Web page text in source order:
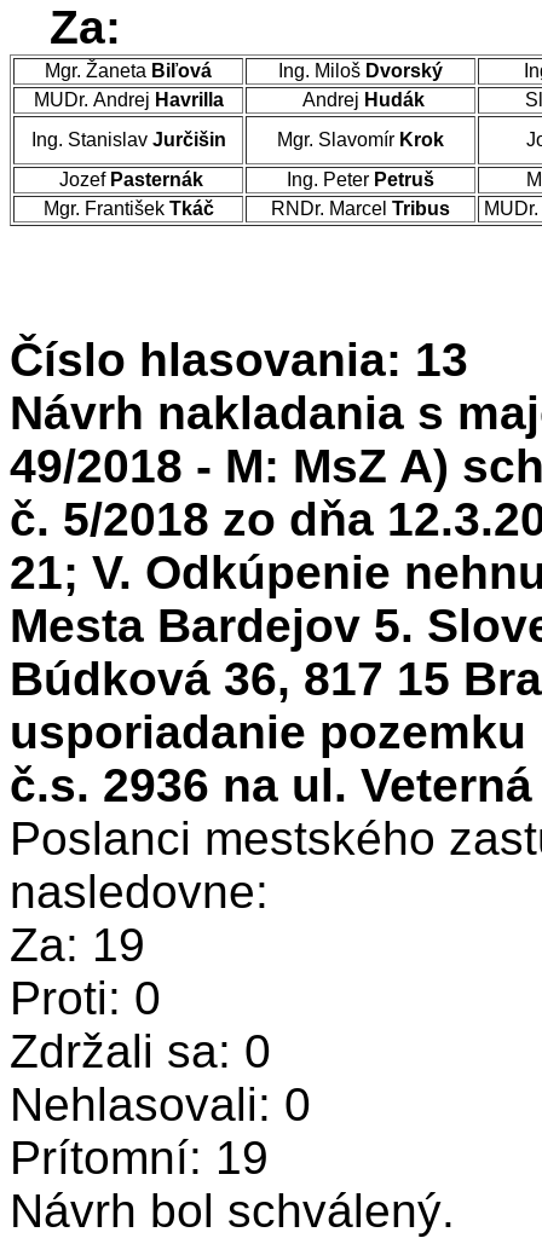
Za:
Mgr. Žaneta Biľová Ing. Miloš Dvorský
MUDr. Andrej Havrilla Andrej Hudák
Ing. Stanislav Jurčišin Mgr. Slavomír Krok
Jozef Pasternák Ing. Peter Petruš
Mgr. František Tkáč RNDr. Marcel Tribus
Číslo hlasovania: 13
Návrh nakladania s
49/2018 - M: MsZ A)
č. 5/2018 zo dňa
21; V. Odkúpenie
Mesta Bardejov 5.
Búdková 36, 817 15
usporiadanie
č.s. 2936 na ul.
Poslanci mestského
nasledovne:
Za: 19
Proti: 0
Zdržali sa: 0
Nehlasovali: 0
Prítomní: 19
Návrh bol schválený.